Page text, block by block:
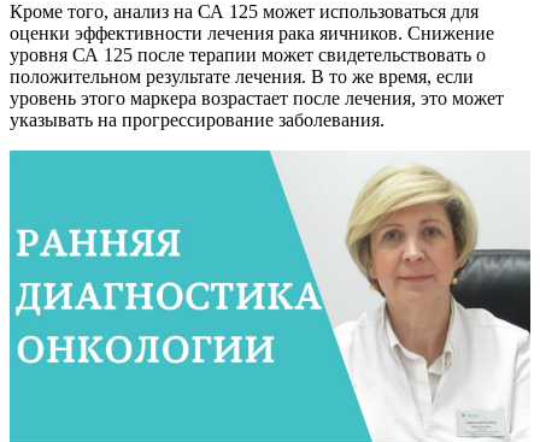
Кроме того, анализ на СА 125 может использоваться для
оценки эффективности лечения рака яичников. Снижение
уровня СА 125 после терапии может свидетельствовать о
положительном результате лечения. В то же время, если
уровень этого маркера возрастает после лечения, это может
указывать на прогрессирование заболевания.